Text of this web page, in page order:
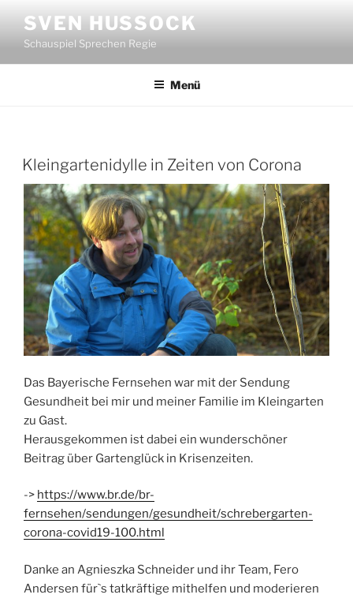
Inhalt
springen
SVEN HUSSOCK
Schauspiel Sprechen Regie
Menü
Kleingartenidylle in Zeiten von Corona
Das Bayerische Fernsehen war mit der Sendung
Gesundheit bei mir und meiner Familie im Kleingarten
zu Gast.
Herausgekommen ist dabei ein wunderschöner
Beitrag über Gartenglück in Krisenzeiten.
-> https://www.br.de/br-
fernsehen/sendungen/gesundheit/schrebergarten-
corona-covid19-100.html
Danke an Agnieszka Schneider und ihr Team, Fero
Andersen für`s tatkräftige mithelfen und moderieren